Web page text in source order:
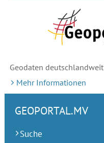
Geodaten deutschlandweit
Mehr Informationen
GEOPORTAL.MV
Suche